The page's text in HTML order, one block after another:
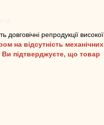
репродукції високої
на відсутність механічних
підтверджуєте, що товар